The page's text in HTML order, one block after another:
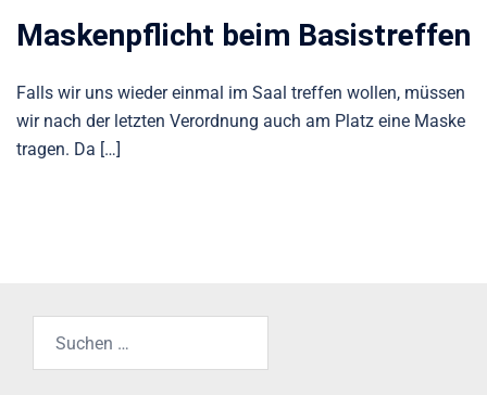
Maskenpflicht beim Basistreffen
Falls wir uns wieder einmal im Saal treffen wollen, müssen
wir nach der letzten Verordnung auch am Platz eine Maske
tragen. Da […]